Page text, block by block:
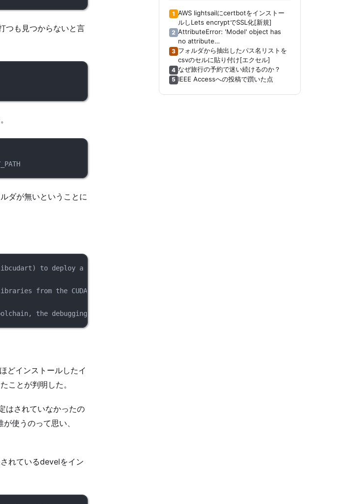
つも見つからないと言
ダが無いということに
to deploy a pre-built CUDA application. Use this image if you want to manually
from the CUDA toolkit. Use this image if you have a pre-built application using
the debugging tools, the headers and the static libraries.　Use this image to
どインストールしたイ
ことが判明した。
はされていなかったの
使うのって思い、
れているdevelをイン
1 AWS lightsailにcertbotをインストー
ルしLets encryptでSSL化[新規]
2 AttributeError: 'Model' object has
no attribute
'_get_distribution_strategy'[Keras]
[Tensorboard]
3 フォルダから抽出したパス名リストを
csvのセルに貼り付け[エクセル]
4 なぜ旅行の予約で迷い続けるのか？
5 IEEE Accessへの投稿で躓いた点